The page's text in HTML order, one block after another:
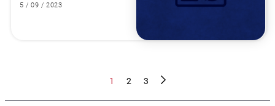
5 / 09 / 2023
1 2 3